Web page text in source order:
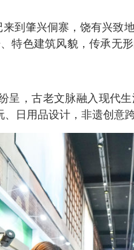
到肇兴侗寨，饶有兴致
特色建筑风貌，传承无
呈，古老文脉融入现代
日用品设计，非遗创意